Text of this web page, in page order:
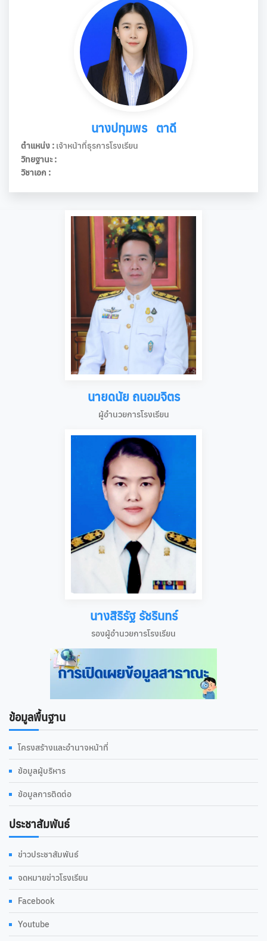
นางปทุมพร ตาดี
ตำแหน่ง : เจ้าหน้าที่ธุรการโรงเรียน
วิทยฐานะ :
วิชาเอก :
นายดนัย ถนอมจิตร
ผู้อำนวยการโรงเรียน
นางสิริรัฐ รัชรินทร์
รองผู้อำนวยการโรงเรียน
ข้อมูลพื้นฐาน
โครงสร้างและอำนาจหน้าที่
ข้อมูลผู้บริหาร
ข้อมูลการติดต่อ
ประชาสัมพันธ์
ข่าวประชาสัมพันธ์
จดหมายข่าวโรงเรียน
Facebook
Youtube